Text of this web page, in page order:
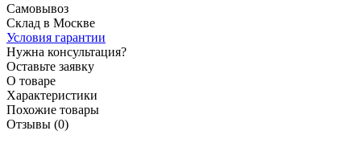
Самовывоз
Склад в Москве
Условия гарантии
Нужна консультация?
Оставьте заявку
О товаре
Характеристики
Похожие товары
Отзывы (0)